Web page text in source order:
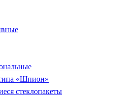
«Шпион»
стеклопакеты